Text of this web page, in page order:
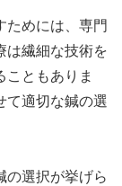
ためには、専門
は繊細な技術を
こともありま
て適切な鍼の選
の選択が挙げら